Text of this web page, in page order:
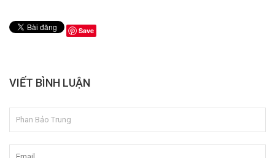
Save
VIẾT BÌNH LUẬN